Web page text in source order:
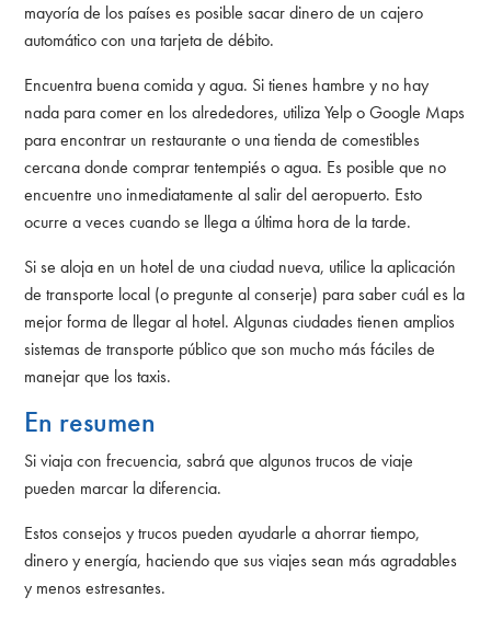
mayoría de los países es posible sacar dinero de un cajero
automático con una tarjeta de débito.
Encuentra buena comida y agua. Si tienes hambre y no hay
nada para comer en los alrededores, utiliza Yelp o Google Maps
para encontrar un restaurante o una tienda de comestibles
cercana donde comprar tentempiés o agua. Es posible que no
encuentre uno inmediatamente al salir del aeropuerto. Esto
ocurre a veces cuando se llega a última hora de la tarde.
Si se aloja en un hotel de una ciudad nueva, utilice la aplicación
de transporte local (o pregunte al conserje) para saber cuál es la
mejor forma de llegar al hotel. Algunas ciudades tienen amplios
sistemas de transporte público que son mucho más fáciles de
manejar que los taxis.
En resumen
Si viaja con frecuencia, sabrá que algunos trucos de viaje
pueden marcar la diferencia.
Estos consejos y trucos pueden ayudarle a ahorrar tiempo,
dinero y energía, haciendo que sus viajes sean más agradables
y menos estresantes.